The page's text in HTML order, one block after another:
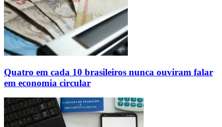
Quatro em cada 10 brasileiros nunca ouviram falar
em economia circular